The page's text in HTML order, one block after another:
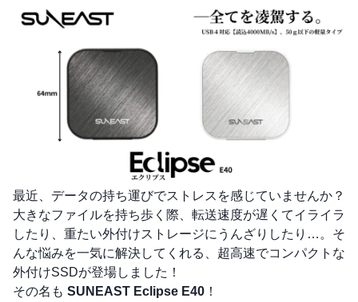
最近、データの持ち運びでストレスを感じていませんか？
大きなファイルを持ち歩く際、転送速度が遅くてイライラ
したり、重たい外付けストレージにうんざりしたり…。そ
んな悩みを一気に解決してくれる、超高速でコンパクトな
外付けSSDが登場しました！
その名も SUNEAST Eclipse E40 ！